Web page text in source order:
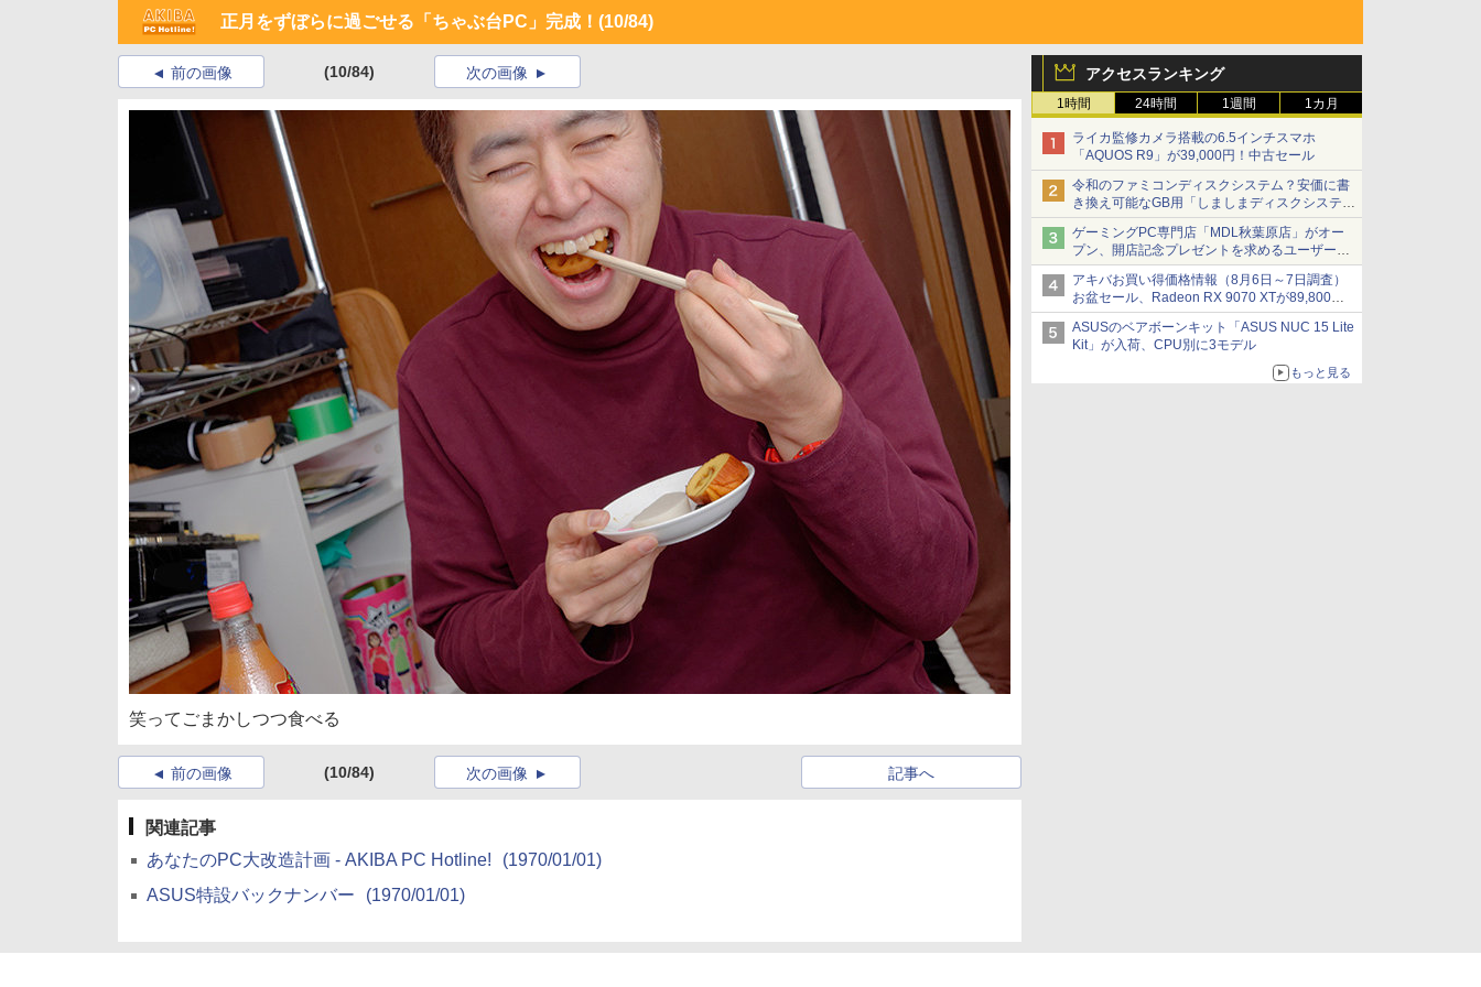
正月をずぼらに過ごせる「ちゃぶ台PC」完成！ (10/84)
アクセスランキング
1時間 24時間 1週間 1カ月
ライカ監修カメラ搭載の6.5インチスマホ
「AQUOS R9」が39,000円！中古セール
令和のファミコンディスクシステム？安価に書
き換え可能なGB用「しましまディスクシステ
ム」
ゲーミングPC専門店「MDL秋葉原店」がオー
プン、開店記念プレゼントを求めるユーザーが
押し寄せ長蛇の列に
アキバお買い得価格情報（8月6日～7日調査）
お盆セール、Radeon RX 9070 XTが89,800
円、水平周波数24.8kHz対応の17型モニターが
9,801円、暑さ指数連動セール ほか
ASUSのベアボーンキット「ASUS NUC 15 Lite
Kit」が入荷、CPU別に3モデル
もっと見る
前の画像 (10/84) 次の画像
笑ってごまかしつつ食べる
前の画像 (10/84) 記事へ
次の画像
関連記事
あなたのPC大改造計画 - AKIBA PC Hotline!
(1970/01/01)
ASUS特設バックナンバー
(1970/01/01)